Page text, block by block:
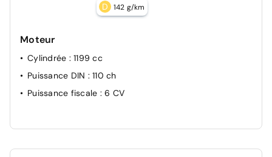
D 142 g/km
Moteur
Cylindrée : 1199 cc
Puissance DIN : 110 ch
Puissance fiscale : 6 CV